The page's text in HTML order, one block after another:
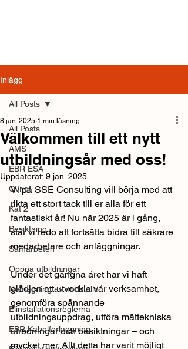
Inlägg
All Posts
AMS
EBR ESA
Övrigt
Kat 2
Besiktning
Samarbeten
Öppna utbildningar
Nedtagning av nödställd
Elinstallationsreglerna
EBR Kabelförläggning
All Posts
Välkommen till ett nytt
utbildningsår med oss!
8 jan. 2025 1 min läsning
Uppdaterat: 9 jan. 2025
Vi på SSÉ Consulting vill börja med att
rikta ett stort tack till er alla för ett
fantastiskt år! Nu när 2025 är i gång,
står vi redo att fortsätta bidra till säkrare
medarbetare och anläggningar.
Under det gångna året har vi haft
glädjen att utveckla vår verksamhet,
genomföra spännande
utbildningsuppdrag, utföra mättekniska
utredningar och besiktningar – och
mycket mer. Allt detta har varit möjligt